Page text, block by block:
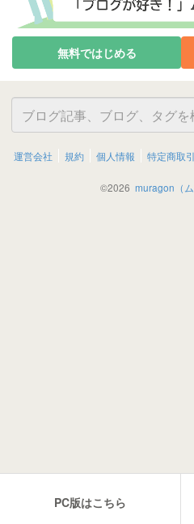
無料ではじめる
運営会社 規約 個人情報 特定商取引
©2026 muragon（
PC版はこちら